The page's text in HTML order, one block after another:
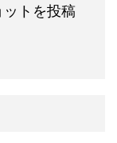
ットを投稿